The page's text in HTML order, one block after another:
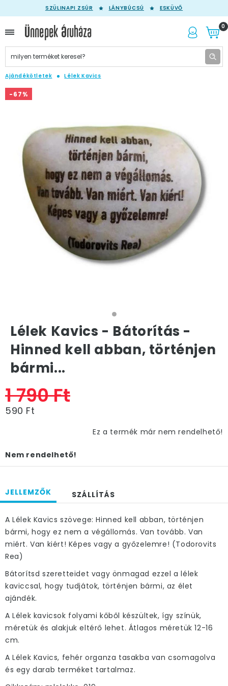
SZÜLINAPI ZSÚR LÁNYBÚCSÚ ESKÜVŐ
0
Ajándékötletek Lélek Kavics
-67%
Lélek Kavics - Bátorítás -
Hinned kell abban, történjen
bármi...
1 790 Ft
590 Ft
Ez a termék már nem rendelhető!
Nem rendelhető!
JELLEMZŐK SZÁLLÍTÁS
A Lélek Kavics szövege: Hinned kell abban, történjen
bármi, hogy ez nem a végállomás. Van tovább. Van
miért. Van kiért! Képes vagy a győzelemre! (Todorovits
Rea)
Bátorítsd szeretteidet vagy önmagad ezzel a lélek
kaviccsal, hogy tudjátok, történjen bármi, az élet
ajándék.
A Lélek kavicsok folyami kőből készültek, így színük,
méretük és alakjuk eltérő lehet. Átlagos méretük 12-16
cm.
A Lélek Kavics, fehér organza tasakba van csomagolva
és egy darab terméket tartalmaz.